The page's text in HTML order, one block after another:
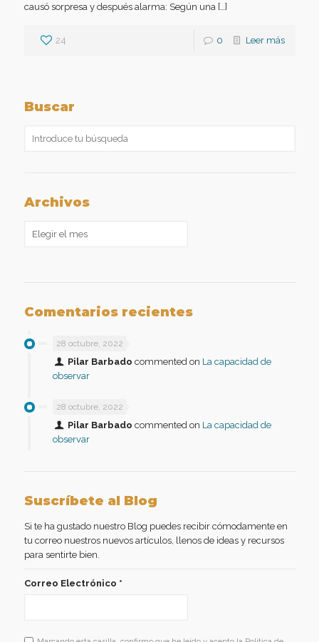
causó sorpresa y después alarma: Según una […]
24 0 Leer más
Buscar
Archivos
Comentarios recientes
28 octubre, 2022
Pilar Barbado commented on La capacidad de
observar
28 octubre, 2022
Pilar Barbado commented on La capacidad de
observar
Suscríbete al Blog
Si te ha gustado nuestro Blog puedes recibir cómodamente en
tu correo nuestros nuevos artículos, llenos de ideas y recursos
para sentirte bien.
Correo Electrónico *